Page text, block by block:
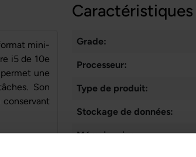
mini-
i5 de 10e
une
Son
Grade:
Processeur:
Type de produit:
Stockage de données:
Mémoire vive: